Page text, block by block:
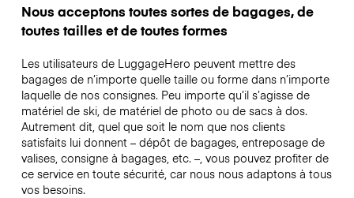
Nous acceptons toutes sortes de bagages, de
toutes tailles et de toutes formes
Les utilisateurs de LuggageHero peuvent mettre des
bagages de n’importe quelle taille ou forme dans n’importe
laquelle de nos consignes. Peu importe qu’il s’agisse de
matériel de ski, de matériel de photo ou de sacs à dos.
Autrement dit, quel que soit le nom que nos clients
satisfaits lui donnent – dépôt de bagages, entreposage de
valises, consigne à bagages, etc. –, vous pouvez profiter de
ce service en toute sécurité, car nous nous adaptons à tous
vos besoins.